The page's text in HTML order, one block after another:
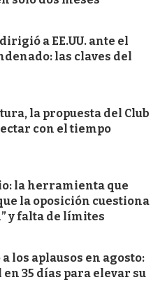
a EE.UU. ante el
las claves del
la propuesta del Club
con el tiempo
la herramienta que
la oposición cuestiona
y falta de límites
los aplausos en agosto:
35 días para elevar su